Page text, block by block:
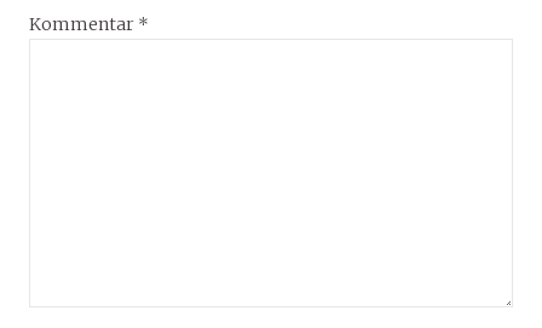
Kommentar *